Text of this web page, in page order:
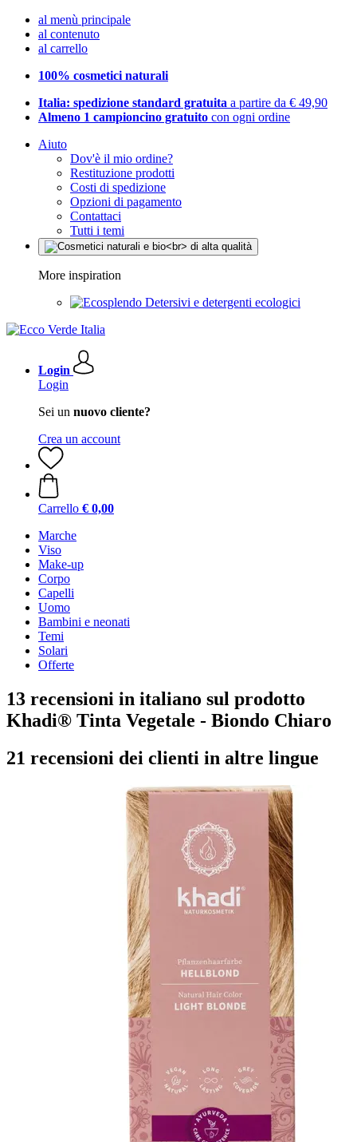
al menù principale
al contenuto
al carrello
100% cosmetici naturali
Italia: spedizione standard gratuita a partire da € 49,90
Almeno 1 campioncino gratuito con ogni ordine
Aiuto
Dov'è il mio ordine?
Restituzione prodotti
Costi di spedizione
Opzioni di pagamento
Contattaci
Tutti i temi
More inspiration
Detersivi e detergenti ecologici
Login
Login
Sei un nuovo cliente?
Crea un account
Carrello € 0,00
Marche
Viso
Make-up
Corpo
Capelli
Uomo
Bambini e neonati
Temi
Solari
Offerte
13 recensioni in italiano sul prodotto
Khadi® Tinta Vegetale - Biondo Chiaro
21 recensioni dei clienti in altre lingue